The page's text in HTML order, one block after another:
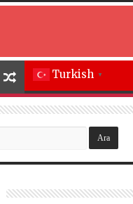
Turkish ▼